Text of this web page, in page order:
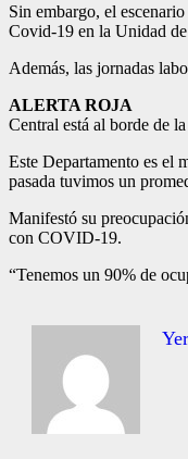
Sin embargo, el
Covid-19 en la Unidad
Además, las jornadas
ALERTA ROJA
Central está al borde de
Este Departamento es el
pasada tuvimos un
Manifestó su
con COVID-19.
“Tenemos un 90% de